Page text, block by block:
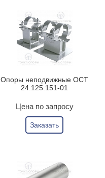
Опоры неподвижные ОСТ
24.125.151-01
Цена по запросу
Заказать